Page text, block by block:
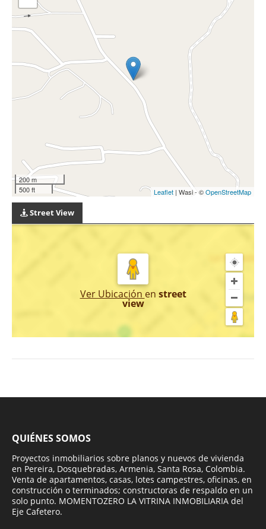
200 m
500 ft
Leaflet | Wasi - ©OpenStreetMap
Street View
Ver Ubicación en street
view
QUIÉNES SOMOS
Proyectos inmobiliarios sobre planos y nuevos de vivienda
en Pereira, Dosquebradas, Armenia, Santa Rosa, Colombia.
Venta de apartamentos, casas, lotes campestres, oficinas, en
construcción o terminados; constructoras de respaldo en un
solo punto. MOMENTOZERO LA VITRINA INMOBILIARIA del
Eje Cafetero.